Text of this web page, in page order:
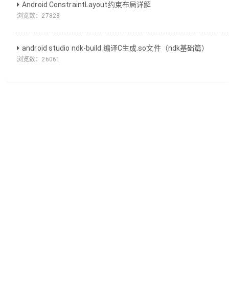
Android ConstraintLayout约束布局详解
浏览数： 27828
android studio ndk-build 编译C生成.so文件（ndk基础篇）
浏览数： 26061